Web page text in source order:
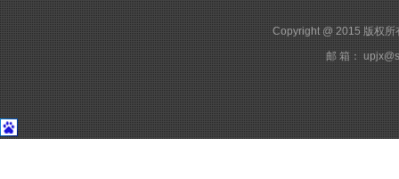
Copyright @ 2015 版权
邮 箱：